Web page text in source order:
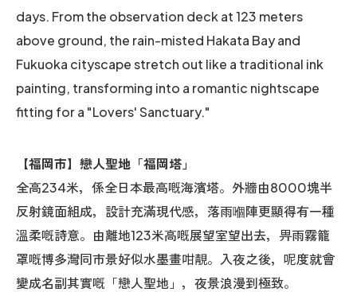
days. From the observation deck at 123 meters
above ground, the rain-misted Hakata Bay and
Fukuoka cityscape stretch out like a traditional ink
painting, transforming into a romantic nightscape
fitting for a "Lovers' Sanctuary."
【福岡市】戀人聖地「福岡塔」
全高234米，係全日本最高嘅海濱塔。外牆由8000塊半
反射鏡面組成，設計充滿現代感，落雨嗰陣更顯得有一種
溫柔嘅詩意。由離地123米高嘅展望室望出去，畀雨霧籠
罩嘅博多灣同市景好似水墨畫咁靚。入夜之後，呢度就會
變成名副其實嘅「戀人聖地」，夜景浪漫到極致。